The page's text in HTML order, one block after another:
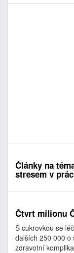
Články na
stresem v
Čtvrt milionu
S cukrovkou se
dalších 250 000 o
zdravotní